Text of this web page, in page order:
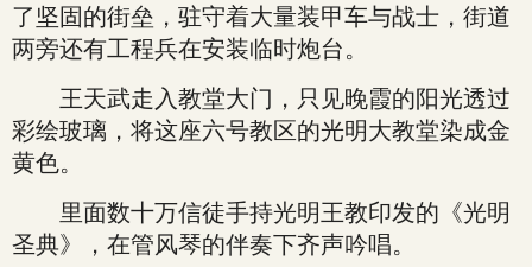
了坚固的街垒，驻守着大量装甲车与战士，街道
两旁还有工程兵在安装临时炮台。
王天武走入教堂大门，只见晚霞的阳光透过
彩绘玻璃，将这座六号教区的光明大教堂染成金
黄色。
里面数十万信徒手持光明王教印发的《光明
圣典》，在管风琴的伴奏下齐声吟唱。